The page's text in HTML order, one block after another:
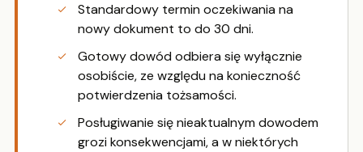
Standardowy termin oczekiwania na
nowy dokument to do 30 dni.
Gotowy dowód odbiera się wyłącznie
osobiście, ze względu na konieczność
potwierdzenia tożsamości.
Posługiwanie się nieaktualnym dowodem
grozi konsekwencjami, a w niektórych